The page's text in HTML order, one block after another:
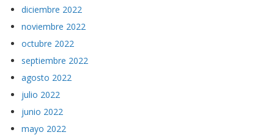
diciembre 2022
noviembre 2022
octubre 2022
septiembre 2022
agosto 2022
julio 2022
junio 2022
mayo 2022